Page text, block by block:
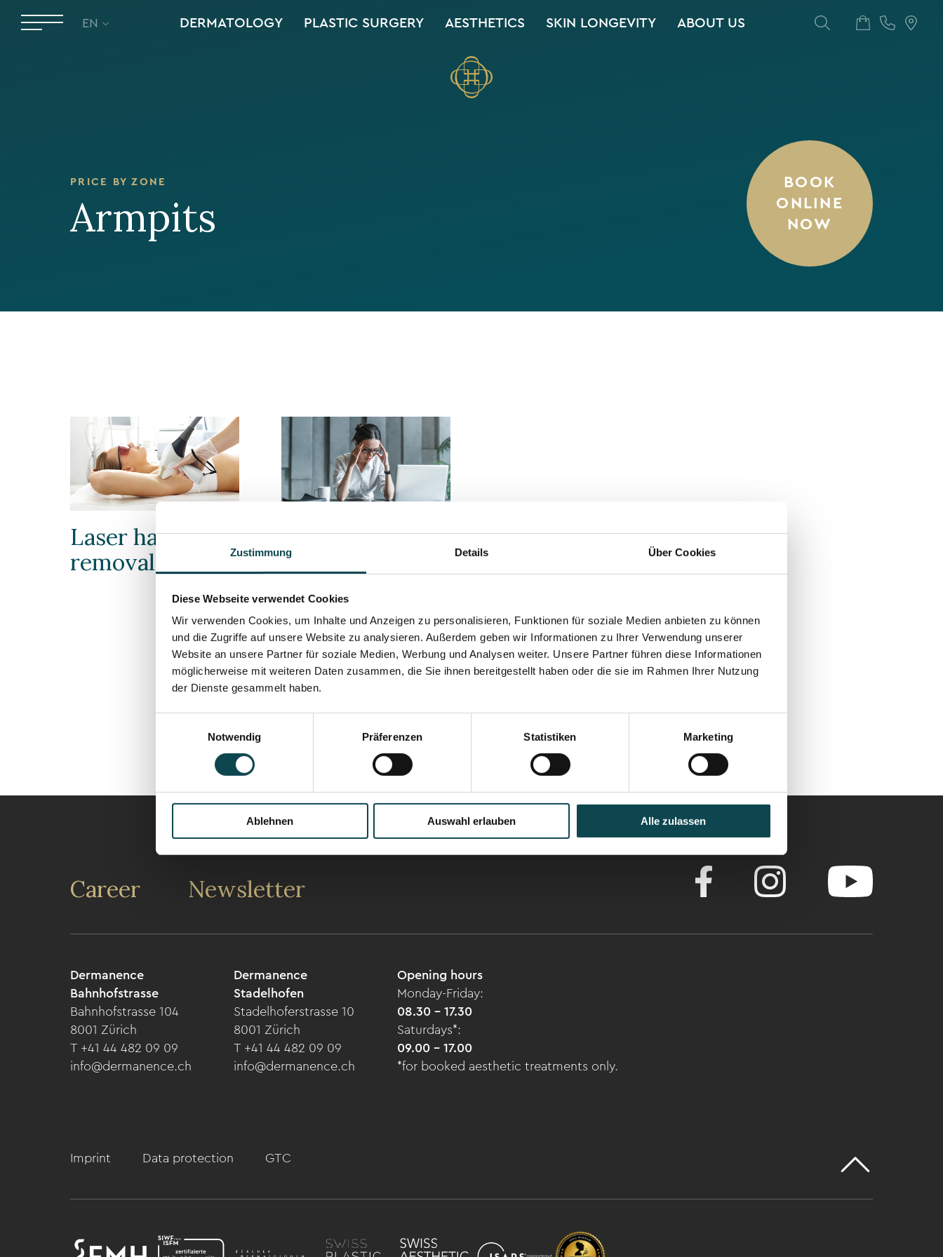
Zustimmung Details Über Cookies
Diese Webseite verwendet Cookies
Wir verwenden Cookies, um Inhalte und Anzeigen zu personalisieren, Funktionen für soziale Medien anbieten zu können
und die Zugriffe auf unsere Website zu analysieren. Außerdem geben wir Informationen zu Ihrer Verwendung unserer
Website an unsere Partner für soziale Medien, Werbung und Analysen weiter. Unsere Partner führen diese Informationen
möglicherweise mit weiteren Daten zusammen, die Sie ihnen bereitgestellt haben oder die sie im Rahmen Ihrer Nutzung
der Dienste gesammelt haben.
Notwendig
Präferenzen Statistiken Marketing
Ablehnen Auswahl erlauben Alle zulassen
EN DERMATOLOGY PLASTIC SURGERY AESTHETICS SKIN LONGEVITY ABOUT US
BOOK
ONLINE
NOW
PRICE BY ZONE
Armpits
Laser hair
removal
Injection
treatment
against
migraine
Career Newsletter
Dermanence
Bahnhofstrasse
Bahnhofstrasse 104
8001 Zürich
T +41 44 482 09 09
info@dermanence.ch
Dermanence
Stadelhofen
Stadelhoferstrasse 10
8001 Zürich
T +41 44 482 09 09
info@dermanence.ch
Opening hours
Monday-Friday:
08.30 - 17.30
Saturdays*:
09.00 - 17.00
*for booked aesthetic treatments only.
Imprint Data protection GTC